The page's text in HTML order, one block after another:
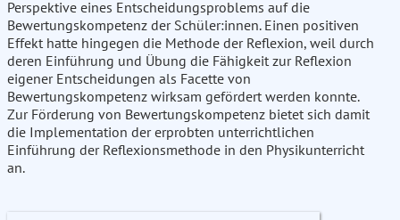
Perspektive eines Entscheidungsproblems auf die
Bewertungskompetenz der Schüler:innen. Einen positiven
Effekt hatte hingegen die Methode der Reflexion, weil durch
deren Einführung und Übung die Fähigkeit zur Reflexion
eigener Entscheidungen als Facette von
Bewertungskompetenz wirksam gefördert werden konnte.
Zur Förderung von Bewertungskompetenz bietet sich damit
die Implementation der erprobten unterrichtlichen
Einführung der Reflexionsmethode in den Physikunterricht
an.